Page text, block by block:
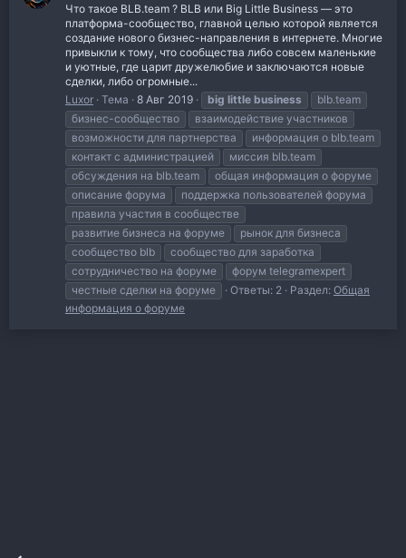
Что такое BLB.team ? BLB или Big Little Business — это
платформа-сообщество, главной целью которой является
создание нового бизнес-направления в интернете. Многие
привыкли к тому, что сообщества либо совсем маленькие
и уютные, где царит дружелюбие и заключаются новые
сделки, либо огромные...
Luxor Тема 8 Авг 2019 big little business
blb.team
бизнес-сообщество
взаимодействие участников
возможности для партнерства
информация о blb.team
контакт с администрацией
миссия blb.team
обсуждения на blb.team
общая информация о форуме
описание форума
поддержка пользователей форума
правила участия в сообществе
развитие бизнеса на форуме
рынок для бизнеса
сообщество blb
сообщество для заработка
сотрудничество на форуме
форум telegramexpert
честные сделки на форуме
Ответы: 2 Раздел: Общая
информация о форуме